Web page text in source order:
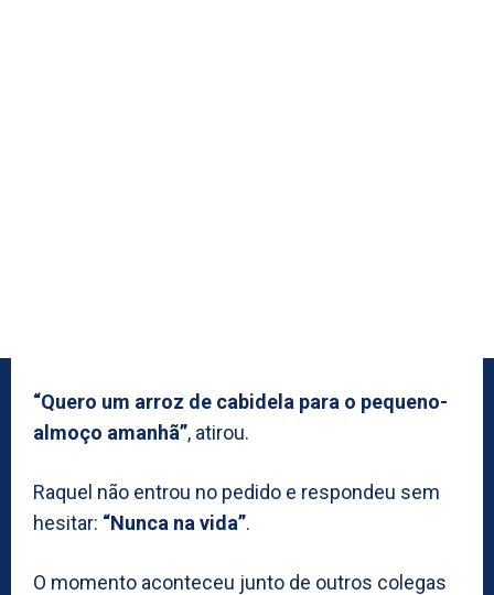
“Quero um arroz de cabidela para o pequeno-
almoço amanhã”, atirou.
Raquel não entrou no pedido e respondeu sem
hesitar: “Nunca na vida”.
O momento aconteceu junto de outros colegas